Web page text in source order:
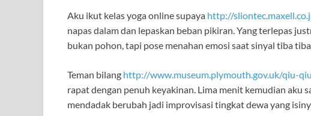
Aku ikut kelas yoga online supaya http://
napas dalam dan lepaskan beban pikiran. Yang terlepas
bukan pohon, tapi pose menahan emosi saat sinyal tiba
Teman bilang http://www.museum.plymouth.gov.uk/qiu-
rapat dengan penuh keyakinan. Lima menit kemudian aku
mendadak berubah jadi improvisasi tingkat dewa yang